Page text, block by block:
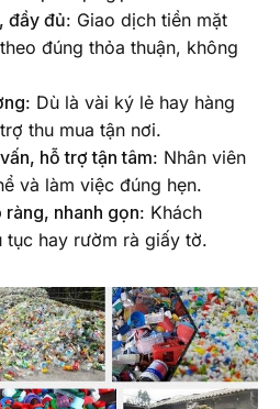
đầy đủ: Giao dịch tiền mặt
đúng thỏa thuận, không
: Dù là vài ký lẻ hay hàng
thu mua tận nơi.
hỗ trợ tận tâm: Nhân viên
và làm việc đúng hẹn.
nhanh gọn: Khách
tục hay rườm rà giấy tờ.